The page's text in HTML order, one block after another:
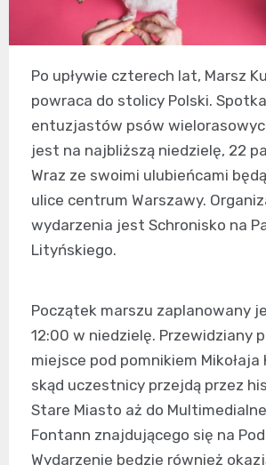
Po upływie czterech lat, Marsz
powraca do stolicy Polski.
entuzjastów psów
jest na najbliższą niedzielę, 22
Wraz ze swoimi ulubieńcami
ulice centrum Warszawy.
wydarzenia jest Schronisko na
Lityńskiego.
Początek marszu zaplanowany
12:00 w niedzielę. Przewidziany
miejsce pod pomnikiem Mikołaja
skąd uczestnicy przejdą przez
Stare Miasto aż do
Fontann znajdującego się na
Wydarzenie będzie również